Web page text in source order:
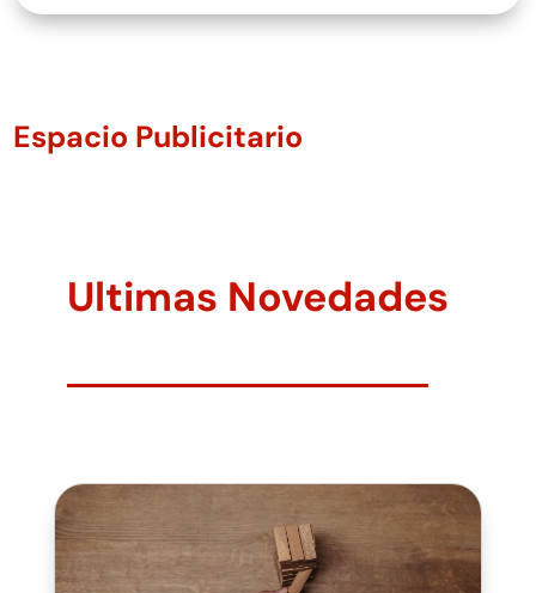
Espacio Publicitario
Ultimas Novedades